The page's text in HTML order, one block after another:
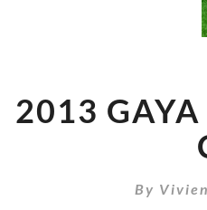
2013
By